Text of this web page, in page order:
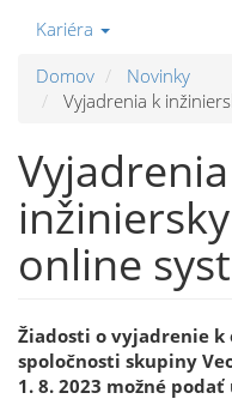
Kariéra
Domov
Novinky
Vyjadrenia k
online
Žiadosti o vyjadrenie
spoločnosti skupiny
1. 8. 2023 možné